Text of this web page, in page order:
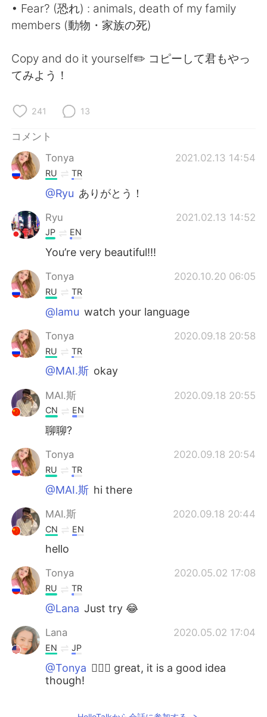
• Fear? (恐れ) : animals, death of my family
members (動物・家族の死)
Copy and do it yourself✏️ コピーして君もやっ
てみよう！
241 13
コメント
Tonya
2021.02.13 14:54
RU TR
@Ryu ありがとう！
Ryu 2021.02.13 14:52
JP EN
You’re very beautiful!!!
Tonya 2020.10.20 06:05
RU TR
@lamu watch your language
Tonya 2020.09.18 20:58
RU TR
@MAI.斯 okay
MAI.斯 2020.09.18 20:55
CN EN
聊聊?
Tonya 2020.09.18 20:54
RU TR
@MAI.斯 hi there
MAI.斯 2020.09.18 20:44
CN EN
hello
Tonya 2020.05.02 17:08
RU TR
@Lana Just try 😂
Lana 2020.05.02 17:04
EN JP
@Tonya 🤦🏻‍♀️ great, it is a good idea
though!